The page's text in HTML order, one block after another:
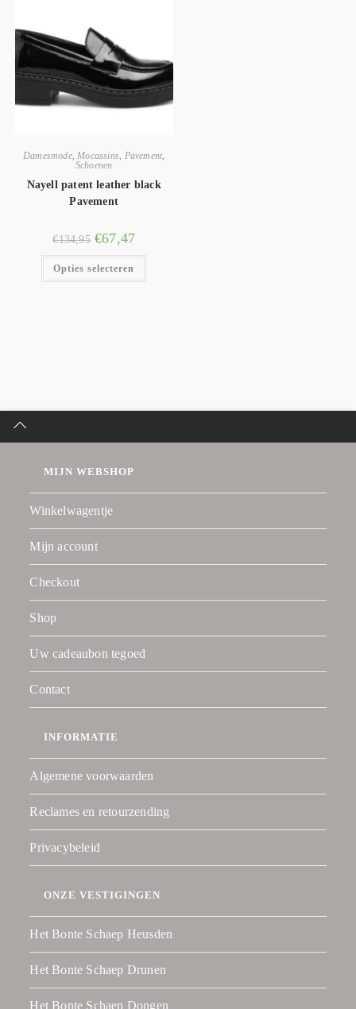
Damesmode, Mocassins Pavement,
Schoenen
Nayell patent leather black
Pavement
€134,95 €67,47
Opties selecteren
MIJN WEBSHOP
Winkelwagentje
Mijn account
Checkout
Shop
Uw cadeaubon tegoed
Contact
INFORMATIE
Algemene voorwaarden
Reclames en retourzending
Privacybeleid
ONZE VESTIGINGEN
Het Bonte Schaep Heusden
Het Bonte Schaep Drunen
Het Bonte Schaep Dongen